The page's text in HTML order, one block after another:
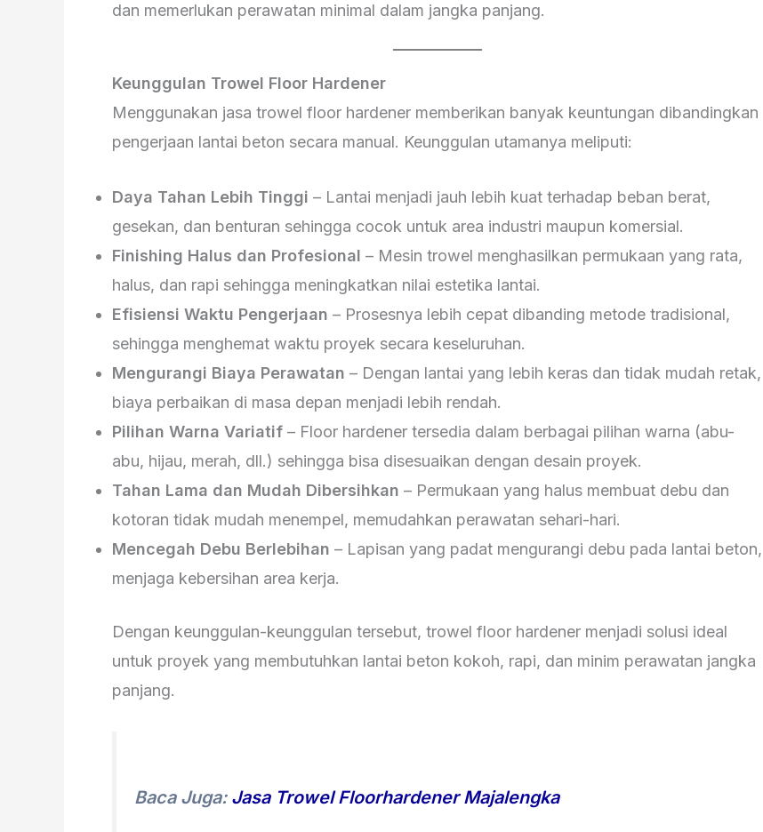
dan memerlukan perawatan minimal dalam jangka panjang.
Keunggulan Trowel Floor Hardener
Menggunakan jasa trowel floor hardener memberikan banyak keuntungan dibandingkan
pengerjaan lantai beton secara manual. Keunggulan utamanya meliputi:
Daya Tahan Lebih Tinggi – Lantai menjadi jauh lebih kuat terhadap beban berat,
gesekan, dan benturan sehingga cocok untuk area industri maupun komersial.
Finishing Halus dan Profesional – Mesin trowel menghasilkan permukaan yang rata,
halus, dan rapi sehingga meningkatkan nilai estetika lantai.
Efisiensi Waktu Pengerjaan – Prosesnya lebih cepat dibanding metode tradisional,
sehingga menghemat waktu proyek secara keseluruhan.
Mengurangi Biaya Perawatan – Dengan lantai yang lebih keras dan tidak mudah retak,
biaya perbaikan di masa depan menjadi lebih rendah.
Pilihan Warna Variatif – Floor hardener tersedia dalam berbagai pilihan warna (abu-
abu, hijau, merah, dll.) sehingga bisa disesuaikan dengan desain proyek.
Tahan Lama dan Mudah Dibersihkan – Permukaan yang halus membuat debu dan
kotoran tidak mudah menempel, memudahkan perawatan sehari-hari.
Mencegah Debu Berlebihan – Lapisan yang padat mengurangi debu pada lantai beton,
menjaga kebersihan area kerja.
Dengan keunggulan-keunggulan tersebut, trowel floor hardener menjadi solusi ideal
untuk proyek yang membutuhkan lantai beton kokoh, rapi, dan minim perawatan jangka
panjang.
Baca Juga: Jasa Trowel Floorhardener Majalengka